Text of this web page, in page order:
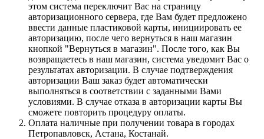
этом система переключит Вас на страницу
авторизационного сервера, где Вам будет предложено
ввести данные пластиковой карты, инициировать ее
авторизацию, после чего вернуться в наш магазин
кнопкой "Вернуться в магазин". После того, как Вы
возвращаетесь в наш магазин, система уведомит Вас о
результатах авторизации. В случае подтверждения
авторизации Ваш заказ будет автоматически
выполняться в соответствии с заданными Вами
условиями. В случае отказа в авторизации карты Вы
сможете повторить процедуру оплаты.
Оплата наличные при получении товара в городах
Петропавловск, Астана, Костанай.